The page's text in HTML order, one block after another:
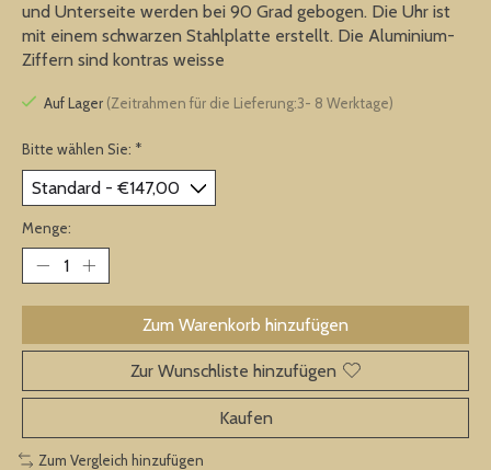
und Unterseite werden bei 90 Grad gebogen. Die Uhr ist
mit einem schwarzen Stahlplatte erstellt. Die Aluminium-
Ziffern sind kontras weisse
Auf Lager (Zeitrahmen für die Lieferung:3- 8 Werktage)
Bitte wählen Sie: *
Menge:
Zum Warenkorb hinzufügen
Zur Wunschliste hinzufügen
Kaufen
Zum Vergleich hinzufügen